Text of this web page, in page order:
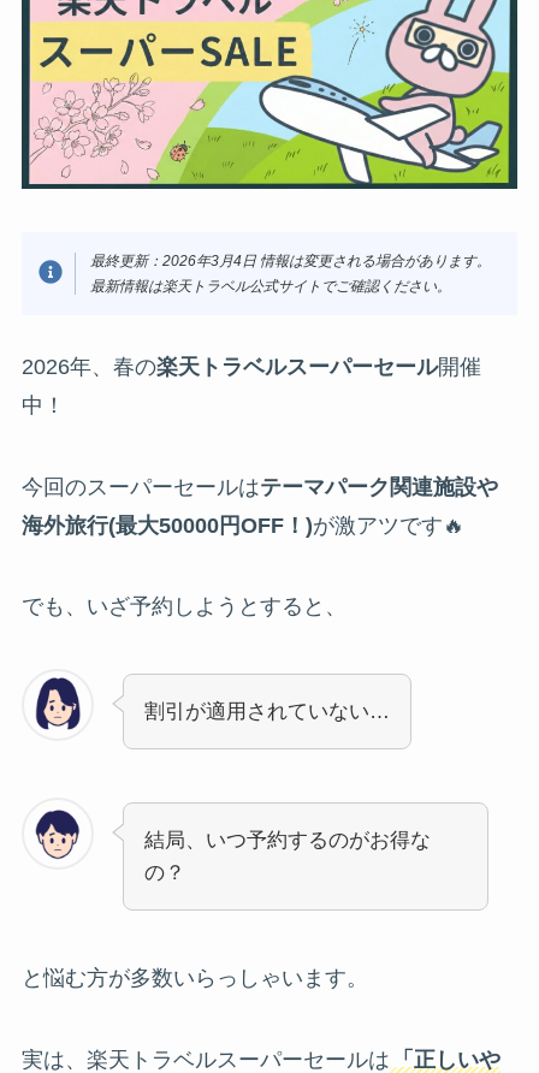
最終更新：2026年3月4日 情報は変更される場合があります。
最新情報は楽天トラベル公式サイトでご確認ください。
2026年、春の楽天トラベルスーパーセール開催
中！
今回のスーパーセールはテーマパーク関連施設や
海外旅行(最大50000円OFF！)が激アツです🔥
でも、いざ予約しようとすると、
割引が適用されていない…
結局、いつ予約するのがお得な
の？
と悩む方が多数いらっしゃいます。
実は、楽天トラベルスーパーセールは
「正しいや